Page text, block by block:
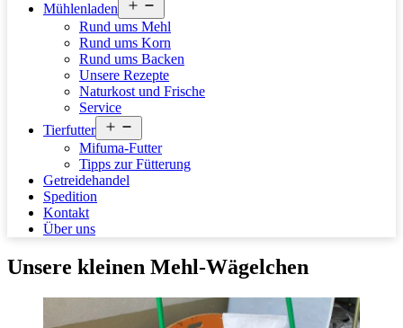
Mühlenladen
öffnen
Rund ums Mehl
Rund ums Korn
Rund ums Backen
Unsere Rezepte
Naturkost und Frische
Service
Tierfutter
öffnen
Mifuma-Futter
Tipps zur Fütterung
Getreidehandel
Spedition
Kontakt
Über uns
Unsere kleinen Mehl-Wägelchen